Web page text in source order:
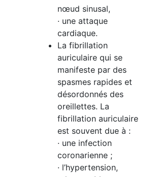
nœud sinusal,
· une attaque
cardiaque.
La fibrillation
auriculaire qui se
manifeste par des
spasmes rapides et
désordonnés des
oreillettes. La
fibrillation auriculaire
est souvent due à :
· une infection
coronarienne ;
· l’hypertension,